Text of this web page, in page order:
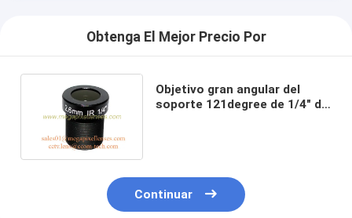
Obtenga El Mejor Precio Por
Objetivo gran angular del
soporte 121degree de 1/4" de
Continuar